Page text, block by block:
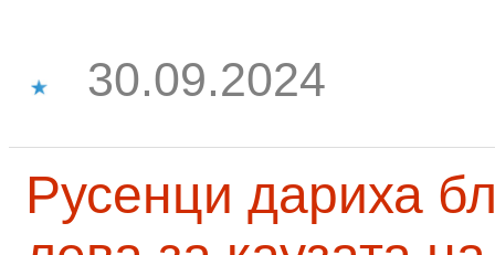
30.09.2024
Русенци дариха